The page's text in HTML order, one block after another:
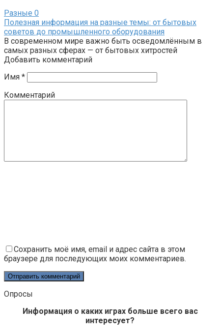
Разные 0
Полезная информация на разные темы: от бытовых
советов до промышленного оборудования
В современном мире важно быть осведомлённым в
самых разных сферах — от бытовых хитростей
Добавить комментарий
Имя *
Комментарий
Сохранить моё имя, email и адрес сайта в этом
браузере для последующих моих комментариев.
Опросы
Информация о каких играх больше всего вас
интересует?